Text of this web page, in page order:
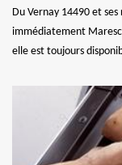
Du Vernay 14490 et
immédiatement
elle est toujours